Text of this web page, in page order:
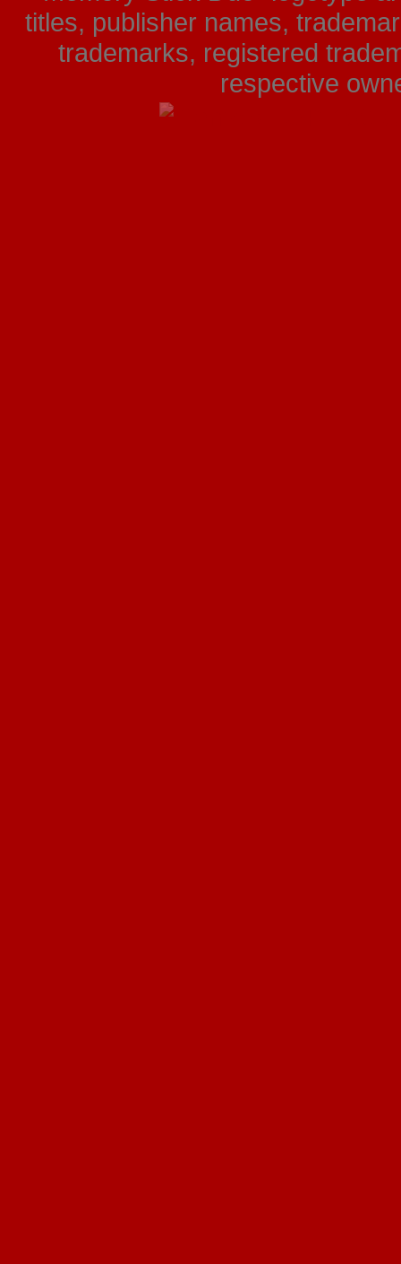
titles, publisher names,
trademarks, registered
respective